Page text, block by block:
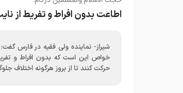
اطاعت بدون افراط و تفریط از
شیراز- نماینده ولی فقیه در فارس
خواص این است که بدون افراط و
حرکت کنند تا از بروز هرگونه اختلاف